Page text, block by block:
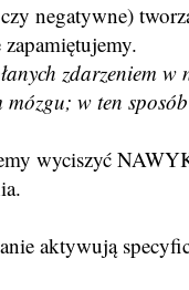
negatywne)
zdarzeniem
w ten
wyciszyć
aktywują